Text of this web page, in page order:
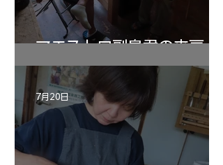
マエストロ副島君の来房
7月20日